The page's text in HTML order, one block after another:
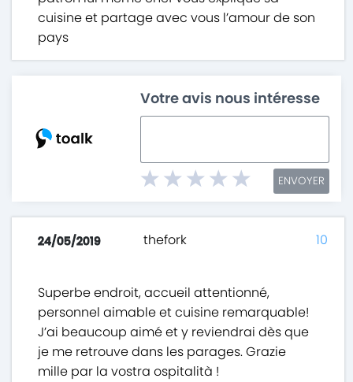
cuisine et partage avec vous l’amour de son
pays
Votre avis nous intéresse
ENVOYER
24/05/2019 thefork
Superbe endroit, accueil attentionné,
personnel aimable et cuisine remarquable!
J’ai beaucoup aimé et y reviendrai dès que
je me retrouve dans les parages. Grazie
mille par la vostra ospitalità !
10